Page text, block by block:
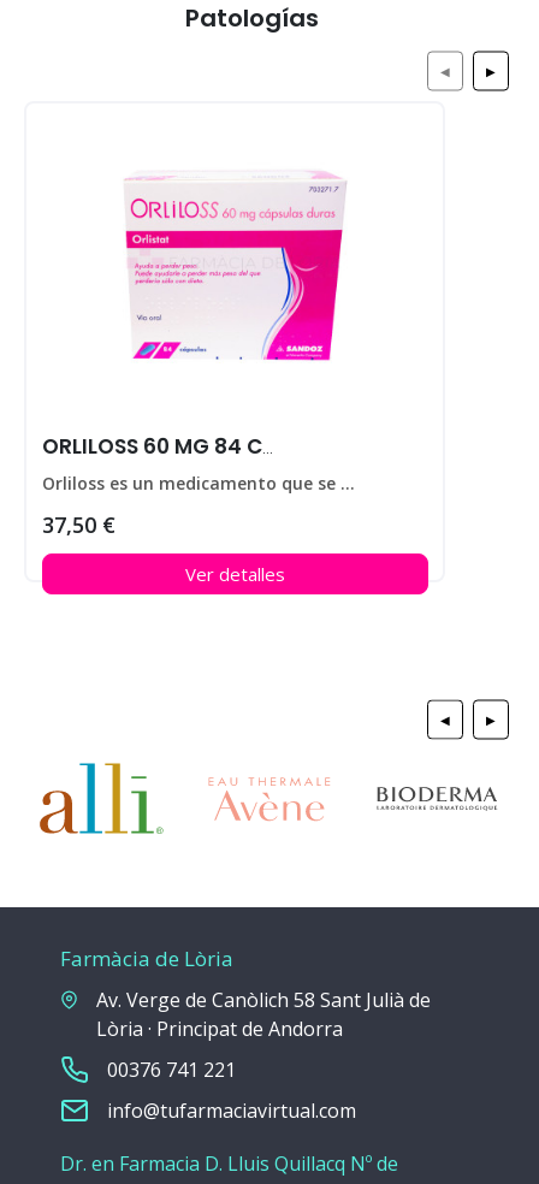
Patologías
ORLILOSS 60 MG 84 CAPS
Orliloss es un medicamento que se utiliza para ayudar a perder peso en personas que padecen obesidad.
37,50 €
Ver detalles
◀ ▶
◀ ▶
Farmàcia de Lòria
Av. Verge de Canòlich 58 Sant Julià de
Lòria · Principat de Andorra
00376 741 221
info@tufarmaciavirtual.com
Dr. en Farmacia D. Lluis Quillacq Nº de